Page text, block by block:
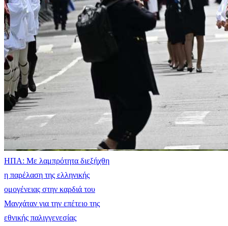
ΗΠΑ: Με λαμπρότητα διεξήχθη
η παρέλαση της ελληνικής
ομογένειας στην καρδιά του
Μανχάταν για την επέτειο της
εθνικής παλιγγενεσίας